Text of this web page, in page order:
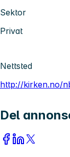
Sektor
Privat
Nettsted
http://kirken.no/
Del